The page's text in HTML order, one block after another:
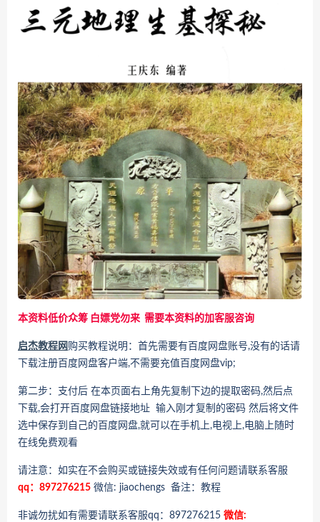
本资料低价众筹 白嫖党勿来 需要本资料的加客服咨询
启杰教程网 购买教程说明：首先需要有百度网盘账号,没有的话请
下载注册百度网盘客户端,不需要充值百度网盘vip;
第二步：支付后 在本页面右上角先复制下边的提取密码,然后点
下载,会打开百度网盘链接地址 输入刚才复制的密码 然后将文件
选中保存到自己的百度网盘,就可以在手机上,电视上,电脑上随时
在线免费观看
请注意：如实在不会购买或链接失效或有任何问题请联系客服
qq：897276215 微信: jiaochengs 备注：教程
非诚勿扰如有需要请联系客服qq：897276215 微信: